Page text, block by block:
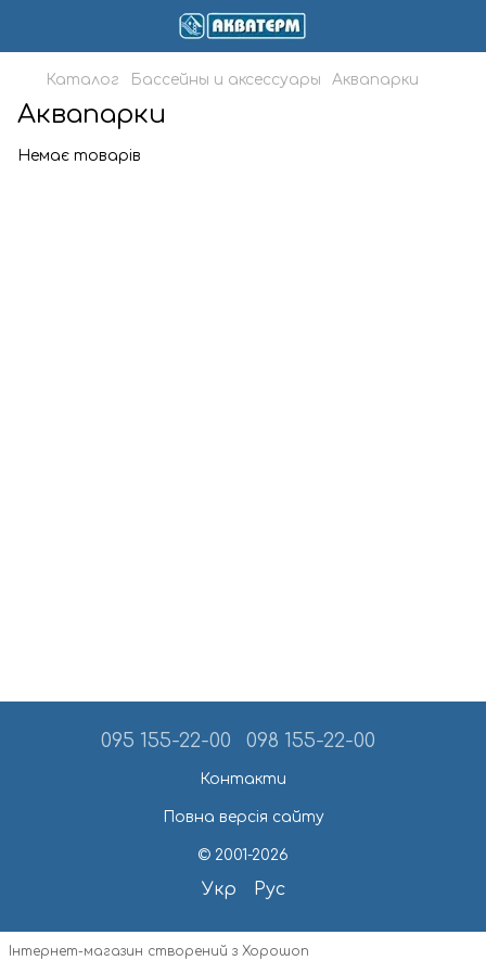
Каталог Бассейны и аксессуары Аквапарки
Аквапарки
Немає товарів
095 155-22-00 098 155-22-00
Контакти
Повна версія сайту
© 2001-2026
Укр Рус
Інтернет-магазин створений з Хорошоп